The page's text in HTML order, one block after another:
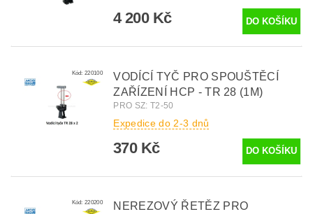
4 200 Kč
Kód:220100
VODÍCÍ TYČ PRO SPOUŠTĚCÍ
ZAŘÍZENÍ HCP - TR 28 (1M)
PRO SZ: T2-50
Expedice do 2-3 dnů
370 Kč
Kód:220200
NEREZOVÝ ŘETĚZ PRO